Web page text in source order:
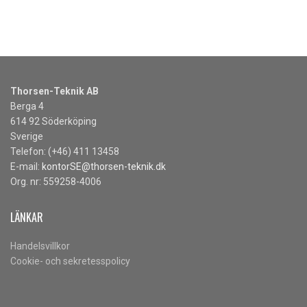
Thorsen-Teknik AB
Berga 4
614 92 Söderköping
Sverige
Telefon: (+46) 411 13458
E-mail: kontorSE@thorsen-teknik.dk
Org. nr: 559258-4006
LÄNKAR
Handelsvillkor
Cookie- och sekretesspolicy